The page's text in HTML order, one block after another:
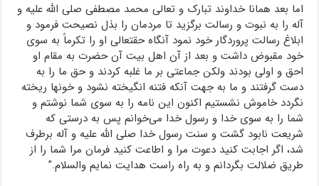
اما بعد همانا خداوند تبارک و تعالی محمد مصطفی صلی الله علیه و
آله را به نبوت و رسالت برگزید تا مردمان را بذل نصیحت فرمود و
ابلاغ رسالت پروردگار خود نمود آنگاه حقتعالی او را تکرماً به سوی
خود مقبوض داشت و بعد از آن اهل بیت آن حضرت به مقام او
احق و اولی بودند ولکن جماعتی بر ما غلبه کردند و حق ما را به
دست گرفتند و ما به جهت آنکه فتنه انگیخته نشود و خونها ریخته
نگردد خاموش نشستیم اکنون این نامه را به سوی شما نوشتم و
شما را به سوی خدا و رسول خدا می‌خوانم پس به درستی که
شریعت نابود گشت و سنت رسول خدا صلی الله علیه و آله برطرف
شد، اگر اجابت کنید دعوت مرا و اطاعت کنید فرمان مرا شما را از
طریق ضلالت بگردانم و به راه راست هدایت نمایم والسلام.”